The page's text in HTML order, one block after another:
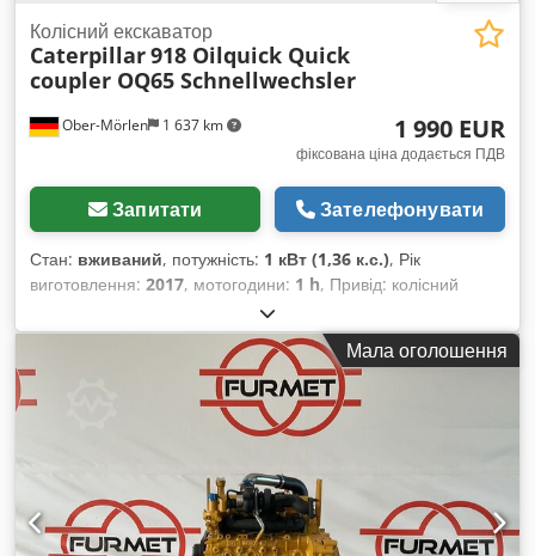
Ober-Mörlen 1 637 km
Колісний екскаватор
Caterpillar918 Oilquick Quick
coupler OQ65 Schnellwechsler
1 990 EUR
фіксована ціна додається ПДВ
Запитати Зателефонувати
Стан: вживаний, потужність: 1 кВт (1,36 к.с.), Рік
виготовлення: 2017, мотогодини: 1 h, Привід: колісний
Власна вага: 12 200 кг Звертайтеся до Емал Джауїда для
отримання додаткової інформації. Швидкознімний з'єднувач
/ Quick coupler, OilQuick, OQ65, Рік випуску: 2017, Вага:
185 кг, Максимальне гакове навантаження: 12 200 кг,
Встановлювався на мобільний екскаватор Liebherr 918!
Інше: * Ми пропонуємо понад 200 одиниць техніки до
від аеропорту Франкфурта-на-Майні. * Можливе
фінансування та лізинг. * Спеціалізуємося на
транспортуванні та відправці по всьому світу. *
Мала оголошення